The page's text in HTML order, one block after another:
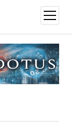
open
menu